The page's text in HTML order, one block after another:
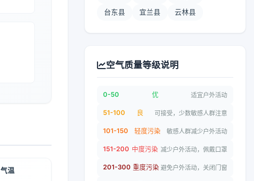
气温
台东县 宜兰县 云林县
空气质量等级说明
0-50 优 适宜户外活动
51-100 良 可接受，少数敏感人群注意
101-150 轻度污染 敏感人群减少户外活动
151-200 中度污染 减少户外活动，佩戴口罩
201-300 重度污染 避免户外活动，关闭门窗